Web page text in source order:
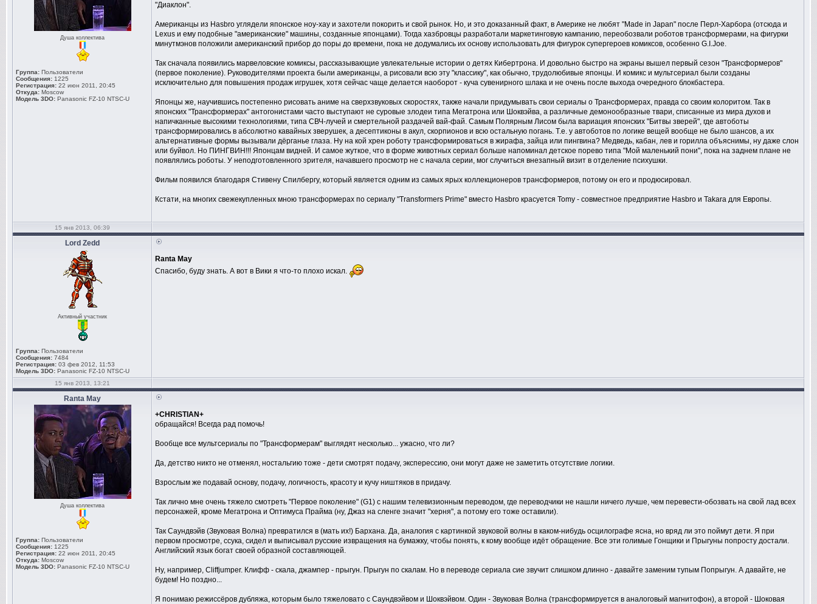
Душа коллектива
Группа: Пользователи
Сообщения: 1225
Регистрация: 22 июн 2011, 20:45
Откуда: Moscow
Модель 3DO: Panasonic FZ-10 NTSC-U
"Диаклон".
Американцы из Hasbro углядели японское ноу-хау и захотели покорить и свой рынок. Но, и это доказанный факт, в Америке не любят "Made in Japan" после Перл-Харбора (отсюда и
Lexus и ему подобные "американские" машины, созданные японцами). Тогда хазбровцы разработали маркетинговую кампанию, переобозвали роботов трансформерами, на фигурки
минутмэнов положили американский прибор до поры до времени, пока не додумались их основу использовать для фигурок супергероев комиксов, особенно G.I.Joe.
Так сначала появились марвеловские комиксы, рассказывающие увлекательные истории о детях Кибертрона. И довольно быстро на экраны вышел первый сезон "Трансформеров"
(первое поколение). Руководителями проекта были американцы, а рисовали всю эту "классику", как обычно, трудолюбивые японцы. И комикс и мультсериал были созданы
исключительно для повышения продаж игрушек, хотя сейчас чаще делается наоборот - куча сувенирного шлака и не очень после выхода очередного блокбастера.
Японцы же, научившись постепенно рисовать аниме на сверхзвуковых скоростях, также начали придумывать свои сериалы о Трансформерах, правда со своим колоритом. Так в
японских "Трансформерах" антогонистами часто выступают не суровые злодеи типа Мегатрона или Шоквэйва, а различные демонообразные твари, списанные из мира духов и
напичканные высокими технологиями, типа СВЧ-лучей и смертельной раздачей вай-фай. Самым Полярным Лисом была вариация японских "Битвы зверей", где автоботы
трансформировались в абсолютно кавайных зверушек, а десептиконы в акул, скорпионов и всю остальную погань. Т.е. у автоботов по логике вещей вообще не было шансов, а их
альтернативные формы вызывали дёрганье глаза. Ну на кой хрен роботу трансформироваться в жирафа, зайца или пингвина? Медведь, кабан, лев и горилла объяснимы, ну даже слон
или буйвол. Но ПИНГВИН!!! Японцам видней. И самое жуткое, что в форме животных сериал больше напоминал детское порево типа "Мой маленький пони", пока на заднем плане не
появлялись роботы. У неподготовленного зрителя, начавшего просмотр не с начала серии, мог случиться внезапный визит в отделение психушки.
Фильм появился благодаря Стивену Спилбергу, который является одним из самых ярых коллекционеров трансформеров, потому он его и продюсировал.
Кстати, на многих свежекупленных мною трансформерах по сериалу "Transformers Prime" вместо Hasbro красуется Tomy - совместное предприятие Hasbro и Takara для Европы.
15 янв 2013, 06:39
Lord Zedd
Активный участник
Группа: Пользователи
Сообщения: 7484
Регистрация: 03 фев 2012, 11:53
Модель 3DO: Panasonic FZ-10 NTSC-U
Ranta May
Спасибо, буду знать. А вот в Вики я что-то плохо искал.
15 янв 2013, 13:21
Ranta May
Душа коллектива
Группа: Пользователи
Сообщения: 1225
Регистрация: 22 июн 2011, 20:45
Откуда: Moscow
Модель 3DO: Panasonic FZ-10 NTSC-U
+CHRISTIAN+
обращайся! Всегда рад помочь!
Вообще все мультсериалы по "Трансформерам" выглядят несколько... ужасно, что ли?
Да, детство никто не отменял, ностальгию тоже - дети смотрят подачу, эксперессию, они могут даже не заметить отсутствие логики.
Взрослым же подавай основу, подачу, логичность, красоту и кучу ништяков в придачу.
Так лично мне очень тяжело смотреть "Первое поколение" (G1) с нашим телевизионным переводом, где переводчики не нашли ничего лучше, чем перевести-обозвать на свой лад всех
персонажей, кроме Мегатрона и Оптимуса Прайма (ну, Джаз на сленге значит "херня", а потому его тоже оставили).
Так Саундвэйв (Звуковая Волна) превратился в (мать их!) Бархана. Да, аналогия с картинкой звуковой волны в каком-нибудь осцилографе ясна, но вряд ли это поймут дети. Я при
первом просмотре, ссука, сидел и выписывал русские извращения на бумажку, чтобы понять, к кому вообще идёт обращение. Все эти голимые Гонщики и Прыгуны попросту достали.
Английский язык богат своей образной составляющей.
Ну, например, Cliffjumper. Клифф - скала, джампер - прыгун. Прыгун по скалам. Но в переводе сериала сие звучит слишком длинно - давайте заменим тупым Попрыгун. А давайте, не
будем! Но поздно...
Я понимаю режиссёров дубляжа, которым было тяжеловато с Саундвэйвом и Шоквэйвом. Один - Звуковая Волна (трансформируется в аналоговый магнитофон), а второй - Шоковая